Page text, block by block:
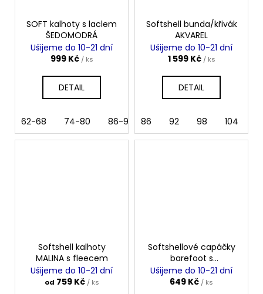
SOFT kalhoty s laclem
ŠEDOMODRÁ
Ušijeme do 10-21 dní
999 Kč / ks
DETAIL
62-68 74-80 86-92 98-104 110-116
Softshell bunda/křivák
AKVAREL
Ušijeme do 10-21 dní
1 599 Kč / ks
DETAIL
86 92 98 104
Softshell kalhoty
MALINA s fleecem
Ušijeme do 10-21 dní
od 759 Kč / ks
Softshellové capáčky
barefoot s
microfleece
MODROŠEDÉ
Ušijeme do 10-21 dní
649 Kč / ks